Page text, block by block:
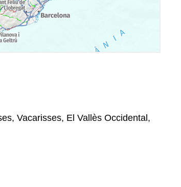
Vacarisses, El Vallès Occidental,